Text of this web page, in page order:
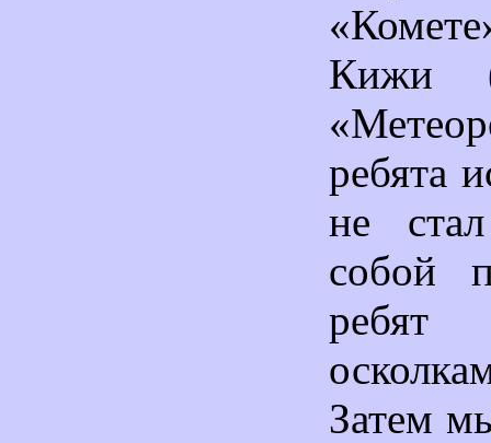
Кижи
ребята
не
собой
ребят
Затем